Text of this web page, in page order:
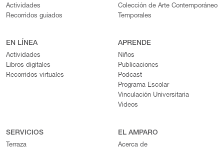
Actividades
Recorridos guiados
Colección de Arte Contemporáneo
Temporales
EN LÍNEA
Actividades
Libros digitales
Recorridos virtuales
APRENDE
Niños
Publicaciones
Podcast
Programa Escolar
Vinculación Universitaria
Videos
SERVICIOS
Terraza
EL AMPARO
Acerca de